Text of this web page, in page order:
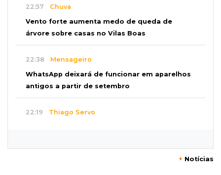
22:57 Chuva
Vento forte aumenta medo de queda de
árvore sobre casas no Vilas Boas
22:38 Mensageiro
WhatsApp deixará de funcionar em aparelhos
antigos a partir de setembro
22:19 Thiago Servo
+ Notícias